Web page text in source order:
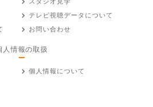
テレビ視聴データについて
お問い合わせ
人情報の取扱
個人情報について